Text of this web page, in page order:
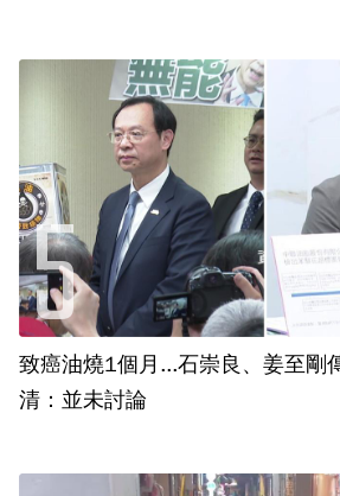
致癌油燒1個月...石崇良、姜至剛傳請辭？
清：並未討論